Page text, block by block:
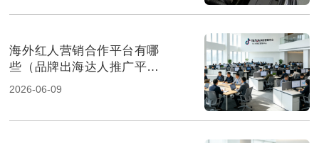
海外红人营销合作平台有哪
些（品牌出海达人推广平台
推荐）
2026-06-09